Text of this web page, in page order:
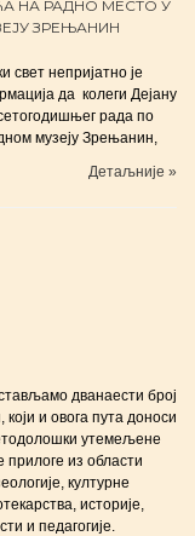
НА РАДНО МЕСТО У
ЗРЕЊАНИН
свет непријатно је
да колеги Дејану
рада по
музеју Зрењанин,
Детаљније »
дванаести број
који и овога пута доноси
утемељене
прилоге из области
културне
историје,
и педагогије.